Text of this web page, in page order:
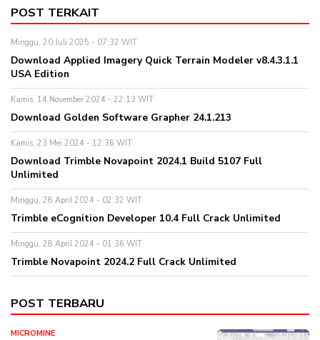
POST TERKAIT
Minggu, 20 Juli 2025 - 07:32 WIT
Download Applied Imagery Quick Terrain Modeler v8.4.3.1.1
USA Edition
Kamis, 14 November 2024 - 22:13 WIT
Download Golden Software Grapher 24.1.213
Kamis, 23 Mei 2024 - 12:36 WIT
Download Trimble Novapoint 2024.1 Build 5107 Full
Unlimited
Minggu, 28 April 2024 - 02:32 WIT
Trimble eCognition Developer 10.4 Full Crack Unlimited
Minggu, 28 April 2024 - 01:36 WIT
Trimble Novapoint 2024.2 Full Crack Unlimited
POST TERBARU
MICROMINE